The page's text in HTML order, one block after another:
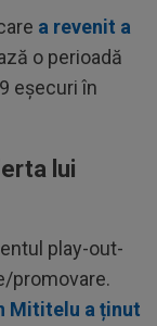
a revenit a
o perioadă
eșecuri în
lui
play-out-
promovare.
Mititelu a ținut